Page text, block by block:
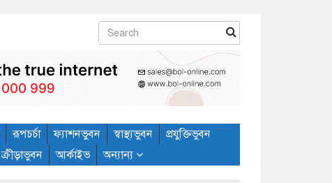
রূপচর্চা ফ্যাশনভুবন স্বাস্থ্যভুবন
প্রযুক্তিভুবন
ক্রীড়াভুবন আর্কাইভ অন্যান্য